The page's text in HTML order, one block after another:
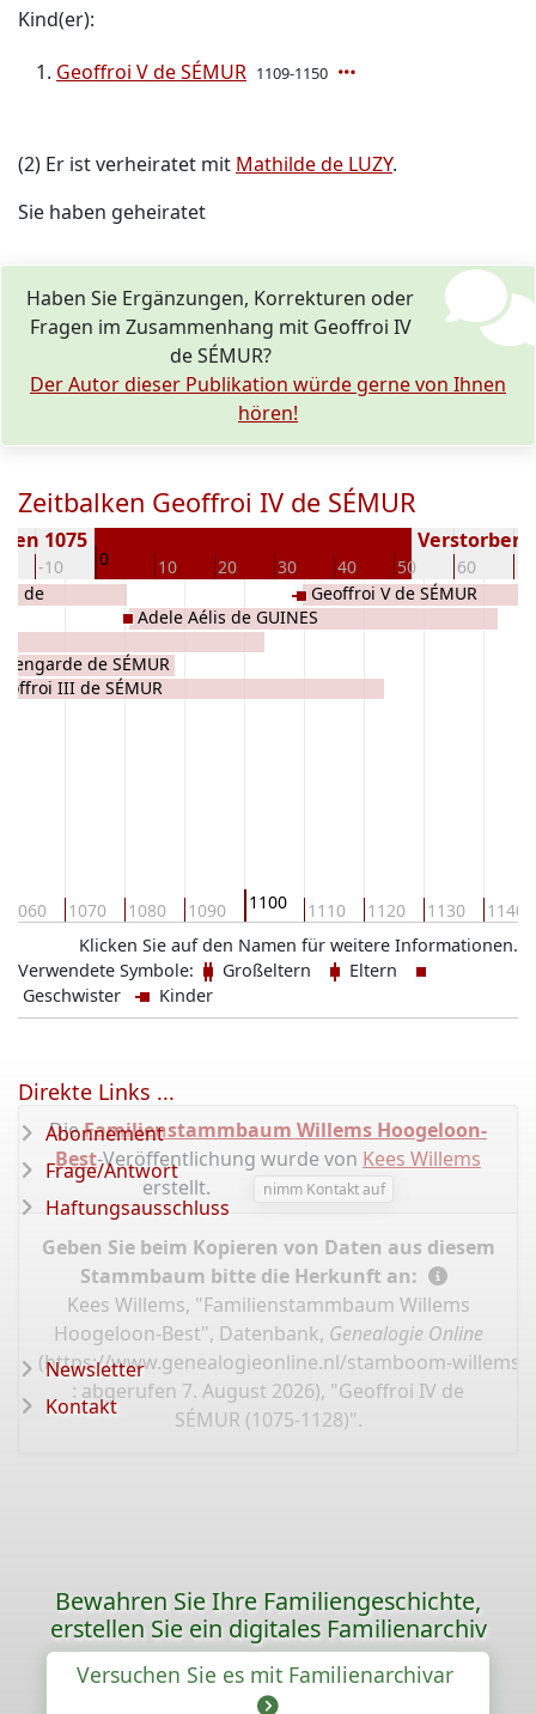
Kind(er):
Geoffroi V de SÉMUR 1109-1150
(2) Er ist verheiratet mit Mathilde de LUZY.
Sie haben geheiratet
Haben Sie Ergänzungen, Korrekturen oder
Fragen im Zusammenhang mit Geoffroi IV
de SÉMUR?
Der Autor dieser Publikation würde gerne von Ihnen
hören!
Zeitbalken Geoffroi IV de SÉMUR
-10 0 10 20 30 40 50 60 70
1075 Verstorben
1060 1070 1080 1090 1100 1110 1120 1130 1140
de
de SÉMUR
III de SÉMUR
Adele Aélis de GUINES
Geoffroi V de SÉMUR
Klicken Sie auf den Namen für weitere Informationen.
Verwendete Symbole:
Großeltern
Eltern
Geschwister
Kinder
DieFamilienstammbaum Willems Hoogeloon-
Best-Veröffentlichung wurde von Kees Willems
erstellt.
nimm Kontakt auf
Geben Sie beim Kopieren von Daten aus diesem
Stammbaum bitte die Herkunft an:
Kees Willems, "Familienstammbaum Willems
Hoogeloon-Best", Datenbank, Genealogie Online
(https://www.genealogieonline.nl/stamboom-willems-
: abgerufen 7. August 2026), "Geoffroi IV de
SÉMUR (1075-1128)".
Direkte Links ...
Abonnement
Frage/Antwort
Haftungsausschluss
Newsletter
Kontakt
Bewahren Sie Ihre Familiengeschichte,
erstellen Sie ein digitales Familienarchiv
Versuchen Sie es mit Familienarchivar